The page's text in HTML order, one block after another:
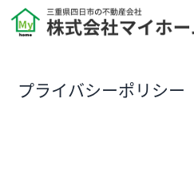
プライバシーポリシー